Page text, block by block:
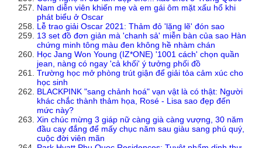
Nam diễn viên khiến mẹ và em gái ôm mặt xấu hổ khi
phát biểu ở Oscar
Lễ trao giải Oscar 2021: Thảm đỏ 'lặng lẽ' đón sao
13 set đồ đơn giản mà 'chanh sả' miễn bàn của sao Hàn
chứng minh tông màu đen không hề nhàm chán
Học Jang Won Young (IZ*ONE) '1001 cách' chọn quần
jean, nàng có ngay 'cả khối' ý tưởng phối đồ
Trường học mở phòng trút giận để giải tỏa cảm xúc cho
học sinh
BLACKPINK "sang chảnh hoá" vạn vật là có thật: Người
khác chắc thành thảm họa, Rosé - Lisa sao đẹp đến
mức này?
Xin chúc mừng 3 giáp nữ càng già càng vượng, 30 năm
đầu cay đắng để mấy chục năm sau giàu sang phú quý,
cuộc đời viên mãn